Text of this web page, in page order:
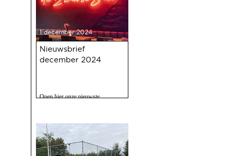
1 december 2024
Nieuwsbrief
december 2024
Open hier onze nieuwste
12 december a.s.